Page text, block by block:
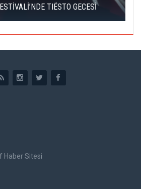
TIËSTO GECESİ
Haber Sitesi